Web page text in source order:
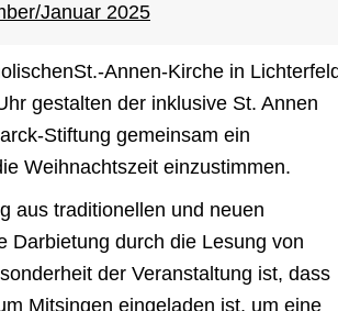
Januar 2025
Annen-Kirche in
gestalten der inklusive St. Annen
Stiftung gemeinsam ein
Weihnachtszeit einzustimmen.
aus traditionellen und neuen
Darbietung durch die Lesung von
der Veranstaltung ist, dass
Mitsingen eingeladen ist, um eine